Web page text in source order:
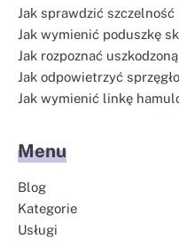
Jak sprawdzić
Jak wymienić poduszkę
Jak rozpoznać
Jak odpowietrzyć
Jak wymienić linkę
Menu
Blog
Kategorie
Usługi